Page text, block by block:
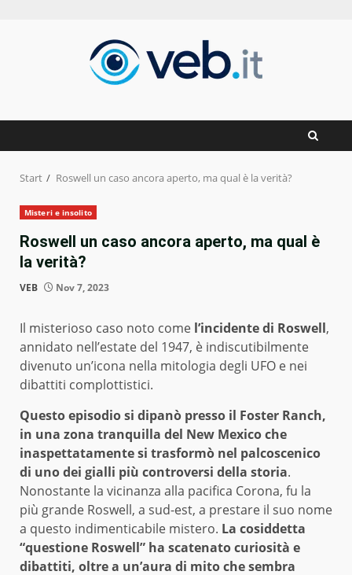
Start Roswell un caso ancora aperto, ma qual è la verità?
Misteri e insolito
Roswell un caso ancora aperto, ma qual è
la verità?
VEB Nov 7, 2023
Il misterioso caso noto come l’incidente di Roswell,
annidato nell’estate del 1947, è indiscutibilmente
divenuto un’icona nella mitologia degli UFO e nei
dibattiti complottistici.
Questo episodio si dipanò presso il Foster Ranch,
in una zona tranquilla del New Mexico che
inaspettatamente si trasformò nel palcoscenico
di uno dei gialli più controversi della storia.
Nonostante la vicinanza alla pacifica Corona, fu la
più grande Roswell, a sud-est, a prestare il suo nome
a questo indimenticabile mistero. La cosiddetta
“questione Roswell” ha scatenato curiosità e
dibattiti, oltre a un’aura di mito che sembra